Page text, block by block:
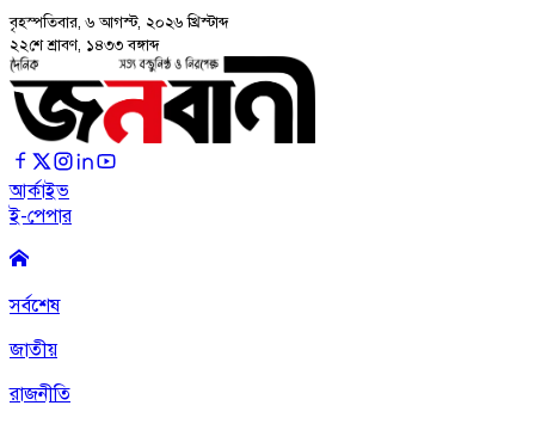
বৃহস্পতিবার, ৬ আগস্ট, ২০২৬ খ্রিস্টাব্দ
২২শে শ্রাবণ, ১৪৩৩ বঙ্গাব্দ
আর্কাইভ
ই-পেপার
সর্বশেষ
জাতীয়
রাজনীতি